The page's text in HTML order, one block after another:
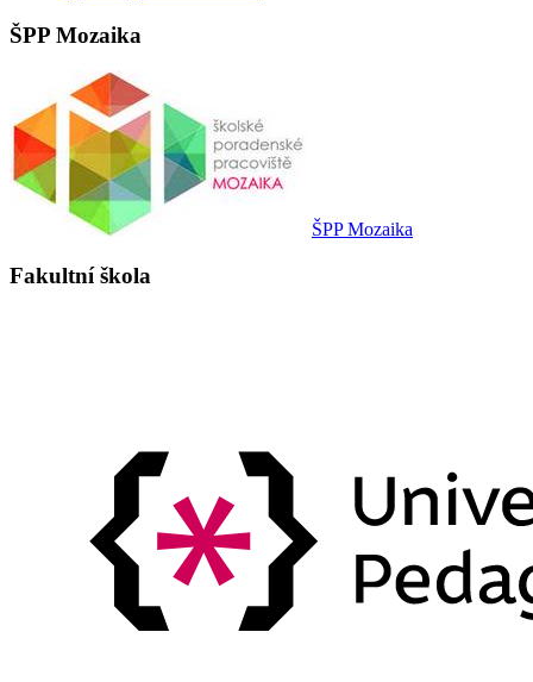
ŠPP Mozaika
ŠPP Mozaika
Fakultní škola